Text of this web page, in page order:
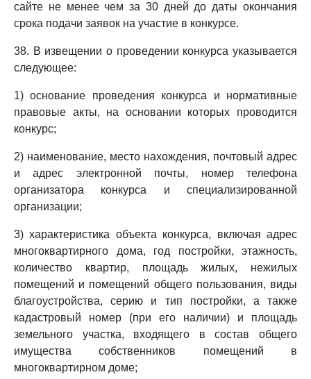
сайте не менее чем за 30 дней до даты окончания
срока подачи заявок на участие в конкурсе.
38. В извещении о проведении конкурса указывается
следующее:
1) основание проведения конкурса и нормативные
правовые акты, на основании которых проводится
конкурс;
2) наименование, место нахождения, почтовый адрес
и адрес электронной почты, номер телефона
организатора конкурса и специализированной
организации;
3) характеристика объекта конкурса, включая адрес
многоквартирного дома, год постройки, этажность,
количество квартир, площадь жилых, нежилых
помещений и помещений общего пользования, виды
благоустройства, серию и тип постройки, а также
кадастровый номер (при его наличии) и площадь
земельного участка, входящего в состав общего
имущества собственников помещений в
многоквартирном доме;